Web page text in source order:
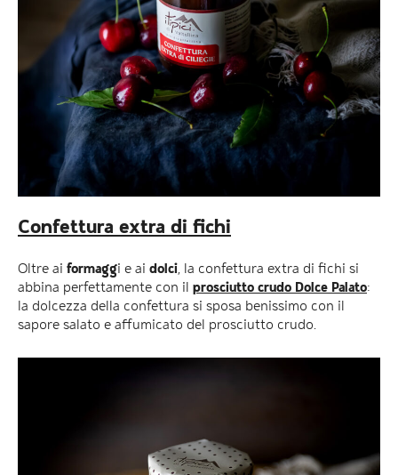
Confettura extra di fichi
Oltre ai formaggi e ai dolci, la confettura extra di fichi si
abbina perfettamente con il prosciutto crudo Dolce Palato:
la dolcezza della confettura si sposa benissimo con il
sapore salato e affumicato del prosciutto crudo.